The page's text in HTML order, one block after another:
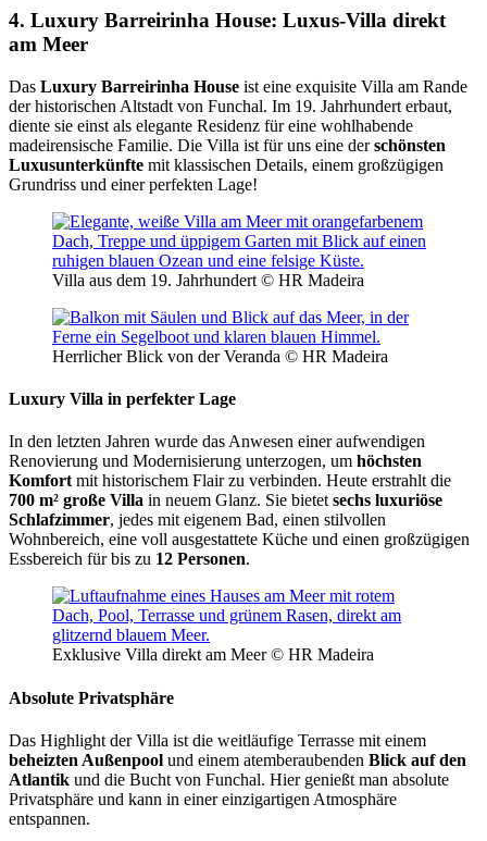
4. Luxury Barreirinha House: Luxus-Villa direkt
am Meer
Das Luxury Barreirinha House ist eine exquisite Villa am Rande
der historischen Altstadt von Funchal. Im 19. Jahrhundert erbaut,
diente sie einst als elegante Residenz für eine wohlhabende
madeirensische Familie. Die Villa ist für uns eine derschönsten
Luxusunterkünfte mit klassischen Details, einem großzügigen
Grundriss und einer perfekten Lage!
Villa aus dem 19. Jahrhundert © HR Madeira
Herrlicher Blick von der Veranda © HR Madeira
Luxury Villa in perfekter Lage
In den letzten Jahren wurde das Anwesen einer aufwendigen
Renovierung und Modernisierung unterzogen, um höchsten
Komfort mit historischem Flair zu verbinden. Heute erstrahlt die
700 m² große Villa in neuem Glanz. Sie bietet sechs luxuriöse
Schlafzimmer, jedes mit eigenem Bad, einen stilvollen
Wohnbereich, eine voll ausgestattete Küche und einen großzügigen
Essbereich für bis zu 12 Personen.
Exklusive Villa direkt am Meer © HR Madeira
Absolute Privatsphäre
Das Highlight der Villa ist die weitläufige Terrasse mit einem
beheizten Außenpool und einem atemberaubenden Blick auf den
Atlantik und die Bucht von Funchal. Hier genießt man absolute
Privatsphäre und kann in einer einzigartigen Atmosphäre
entspannen.